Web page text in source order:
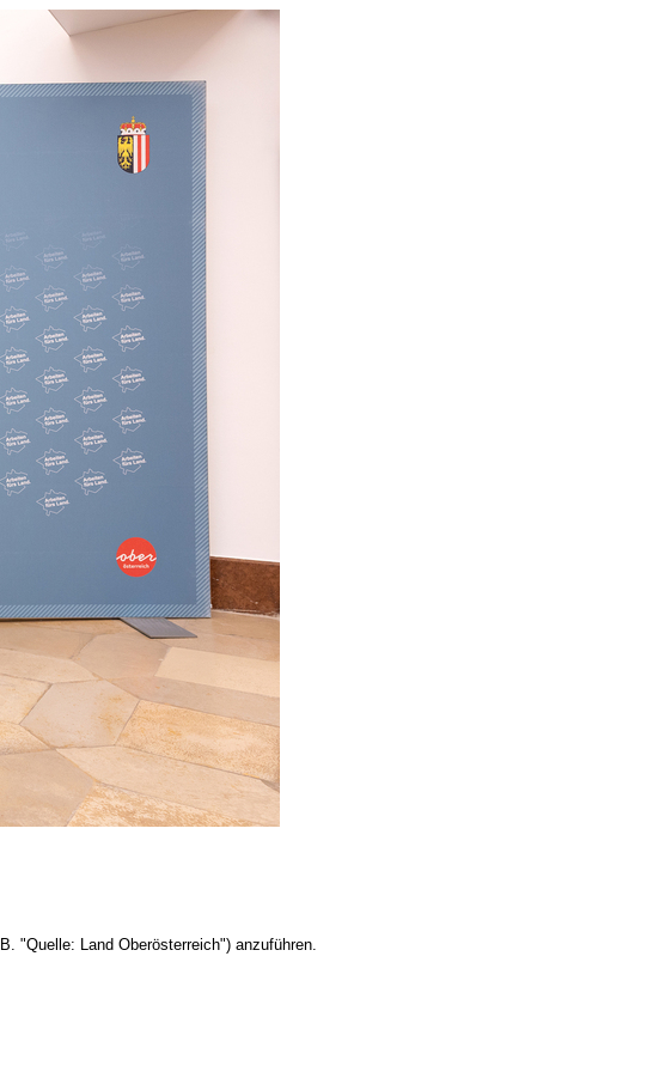
"Quelle: Land Oberösterreich") anzuführen.